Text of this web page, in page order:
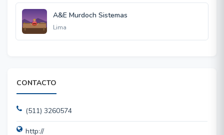
A&E Murdoch Sistemas
Lima
CONTACTO
(511) 3260574
http://